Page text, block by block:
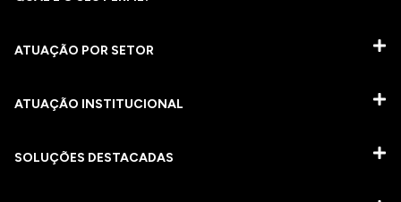
ATUAÇÃO POR SETOR
ATUAÇÃO INSTITUCIONAL
SOLUÇÕES DESTACADAS